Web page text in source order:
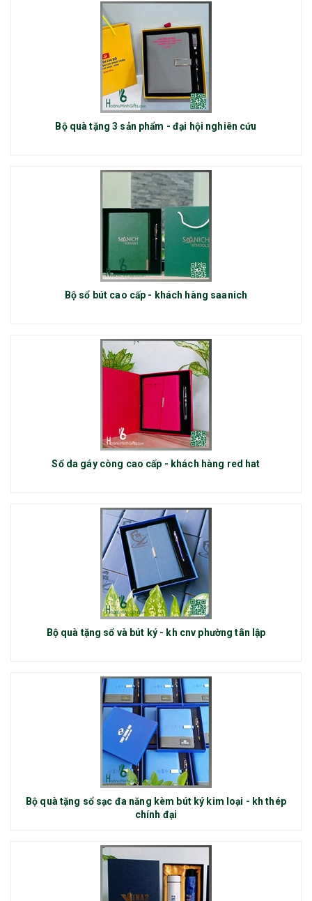
Bộ quà tặng 3 sản phẩm - đại hội nghiên cứu
Bộ sổ bút cao cấp - khách hàng saanich
Sổ da gáy còng cao cấp - khách hàng red hat
Bộ quà tặng sổ và bút ký - kh cnv phường tân lập
Bộ quà tặng sổ sạc đa năng kèm bút ký kim loại - kh thép
chính đại